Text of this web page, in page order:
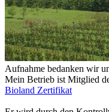
Aufnahme bedanken wir
Mein Betrieb ist Mitglied
Bioland Zertifikat